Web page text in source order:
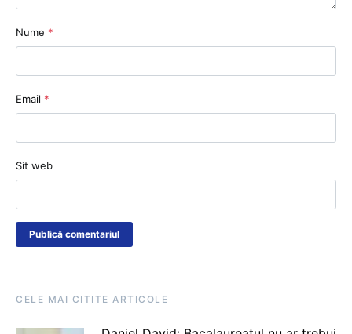
Nume *
Email *
Sit web
CELE MAI CITITE ARTICOLE